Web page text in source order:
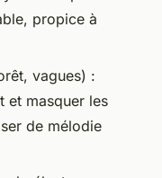
propice à
vagues) :
et masquer les
de mélodie